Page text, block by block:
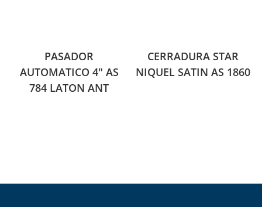
PASADOR
AUTOMATICO 4″ AS
784 LATON ANT
CERRADURA STAR
NIQUEL SATIN AS 1860